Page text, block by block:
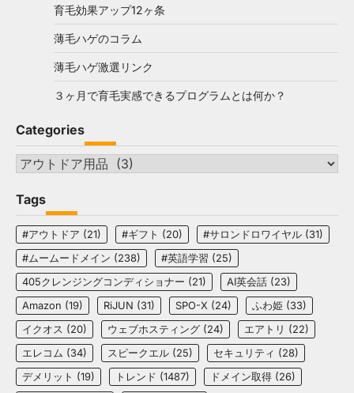
育毛効果アップ12ヶ条
薄毛ハゲのコラム
薄毛ハゲ激選リンク
３ヶ月で育毛実感できるプログラムとは何か？
Categories
Categories
Tags
#アウトドア (21) #ギフト (20) #サロンドロワイヤル (31)
#ムームードメイン (238) #英語学習 (25)
405クレンジングコンディショナー (21) AI英会話 (23)
Amazon (19) RiJUN (31) SPO-X (24) ふわ姫 (33)
イクオス (20) ウェブホスティング (24) エアトリ (22)
エレコム (34) スピークエル (25) セキュリティ (28)
デメリット (19) トレンド (1487) ドメイン取得 (26)